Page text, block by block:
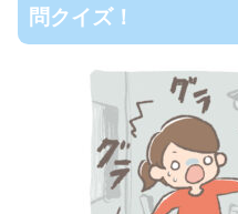
問クイズ！